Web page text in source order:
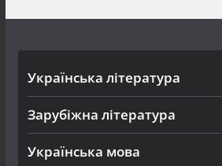
Українська література
Зарубіжна література
Українська мова